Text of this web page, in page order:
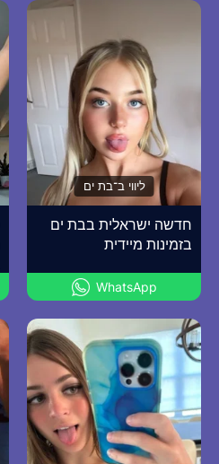
ליווי ב־בת ים
חדשה ישראלית בבת ים
בזמינות מיידית
WhatsApp